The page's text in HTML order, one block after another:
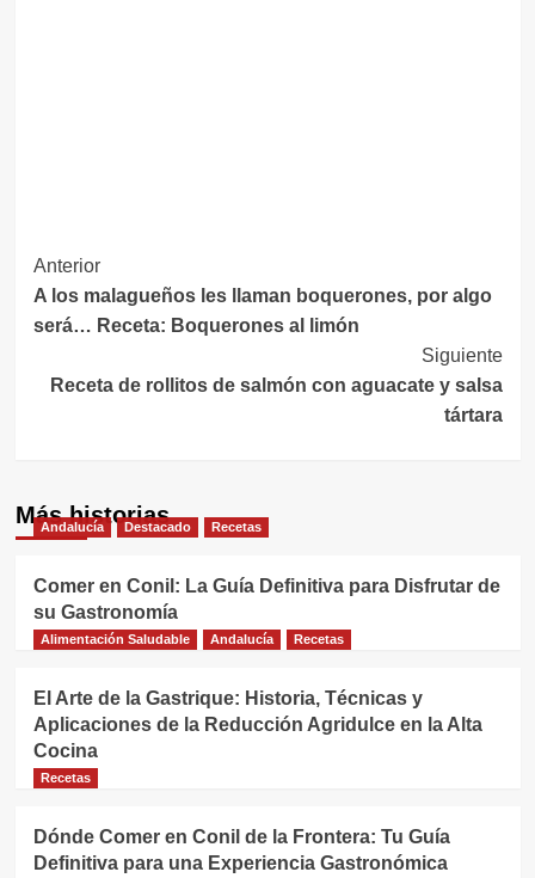
Navegación
de
Anterior
A los malagueños les llaman boquerones, por algo
será… Receta: Boquerones al limón
Siguiente
Receta de rollitos de salmón con aguacate y salsa
tártara
Más historias
Andalucía Destacado Recetas
Comer en Conil: La Guía Definitiva para Disfrutar de
su Gastronomía
Alimentación Saludable Andalucía Recetas
El Arte de la Gastrique: Historia, Técnicas y
Aplicaciones de la Reducción Agridulce en la Alta
Cocina
Recetas
Dónde Comer en Conil de la Frontera: Tu Guía
Definitiva para una Experiencia Gastronómica